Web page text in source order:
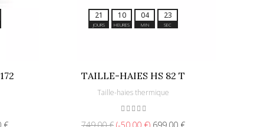
21
JOURS
10
HEURES
04
MIN
20
SEC
TAILLE-HAIES HS 82 T
Taille-haies thermique